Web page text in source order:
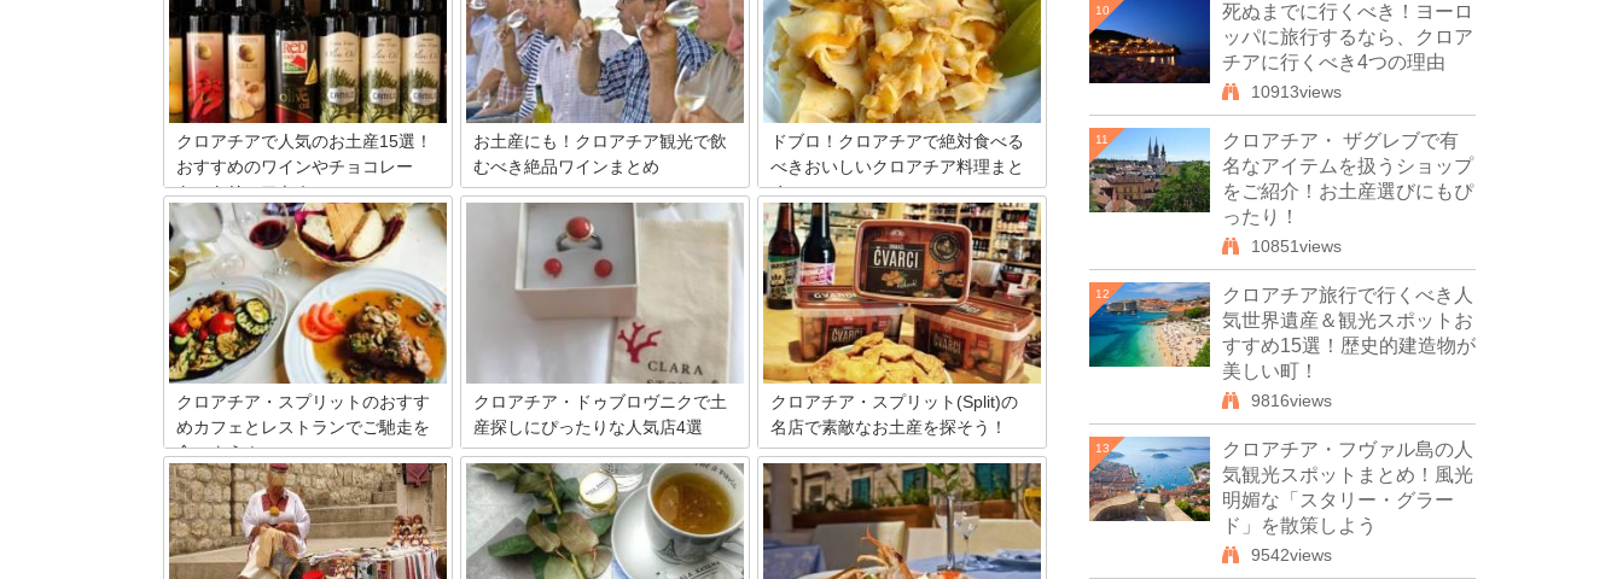
クロアチアで人気のお土産15選！
おすすめのワインやチョコレー
ト、トリュフも！
きらめく海と中世を思わせる街並みが美
しいクロアチア♪歩くだけで楽しい世界
遺産のディオクレティアヌス宮殿や、ド
ゥブロブニク旧市街を存分に散策した後
は、自分好みの素敵なお土産を見つけて
みませんか？今回は、そんなクロアチア
ならではの魅力溢れる、クロアチアのお
すすめのお土産を15個紹介します！
お土産にも！クロアチア観光で飲
むべき絶品ワインまとめ
なかなか日本まで出回らないクロアチア
ワインですが、ヨーロッパワインの中で
も上質なワインをたくさん生産している
クロアチア！ブドウの品種も豊富で、歴
史あるクロアチアワイン。お土産にもぴ
ったり♡旅行の際には是非お試しを！
ドブロ！クロアチアで絶対食べる
べきおいしいクロアチア料理まと
め
南北に長いクロアチア。気候や食文化も
国内でさまざまな違いが楽しめる国で
す。今日は地域別に超絶ドブロ♡（おい
しい♡）なクロアチアのおいしいものた
ちをご紹介します！
クロアチア・スプリットのおすす
めカフェとレストランでご馳走を
食べよう！
クロアチアの人気スポットであるスプリ
ットには、たくさんのレストランが並ん
でいます。今回は、ご馳走が食べられる
おすすめのカフェとレストラン5選をご
紹介。スプリットは新鮮な魚介が食べら
クロアチア・ドゥブロヴニクで土
産探しにぴったりな人気店4選
クロアチアの南部、アドリア海沿岸の人
気都市ドゥブロヴニク(Dubrovnik) 。中
世から貿易が盛んで、とても栄えた港町
です。現在でもたくさんの歴史的建造物
が立ち並び、昔の面影を感じることがで
きます。今回は、そんなドゥブロヴニク
クロアチア・スプリット(Split)の
名店で素敵なお土産を探そう！
日本から遠く離れたところにあるクロア
チアは、1991年にユーゴスラビア社会主
義連邦共和国から独立しました。その際
に起こった民族の衝突が今も記憶に残
り、この国に戦争のイメージをもつ人も
多いと思います。現在は争いは終結して
10
死ぬまでに行くべき！ヨーロ
ッパに旅行するなら、クロア
チアに行くべき4つの理由
10913views
11
クロアチア・ ザグレブで有
名なアイテムを扱うショップ
をご紹介！お土産選びにもぴ
ったり！
10851views
12
クロアチア旅行で行くべき人
気世界遺産＆観光スポットお
すすめ15選！歴史的建造物が
美しい町！
9816views
13
クロアチア・フヴァル島の人
気観光スポットまとめ！風光
明媚な「スタリー・グラー
ド」を散策しよう
9542views